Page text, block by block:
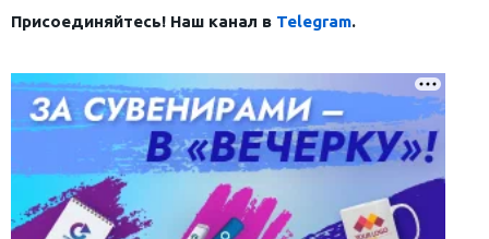
Присоединяйтесь! Наш канал в Telegram.